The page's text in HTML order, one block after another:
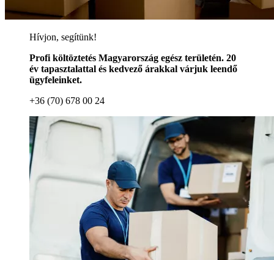
Hívjon, segítünk!
Profi költöztetés Magyarország egész területén. 20
év tapasztalattal és kedvező árakkal várjuk leendő
ügyfeleinket.
+36 (70) 678 00 24